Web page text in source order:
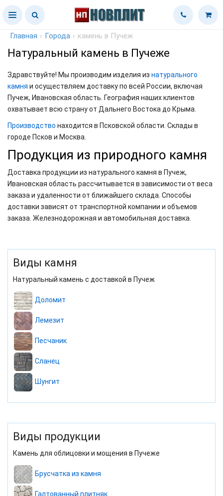
Главная › Города › камень в Пучеж
Натуральный камень в Пучеже
Здравствуйте! Мы производим изделия из натурального
камня и осуществляем доставку по всей России, включая
Пучеж, Ивановская область. География наших клиентов
охватывает всю страну от Дальнего Востока до Крыма.
Производство находится в Псковской области. Склады в
городе Псков и Москва.
Продукция из природного камня
Доставка продукции из натурального камня в Пучеж,
Ивановская область рассчитывается в зависимости от веса
заказа и удаленности от ближайшего склада. Способы
доставки зависят от транспортной компании и объемов
заказа. Железнодорожная и автомобильная доставка.
Виды камня
Натуральный камень с доставкой в Пучеж
Доломит
Лемезит
Песчаник
Сланец
Шунгит
Виды продукции
Камень для облицовки и мощения в Пучеже
Брусчатка из камня
Галтованный плитняк